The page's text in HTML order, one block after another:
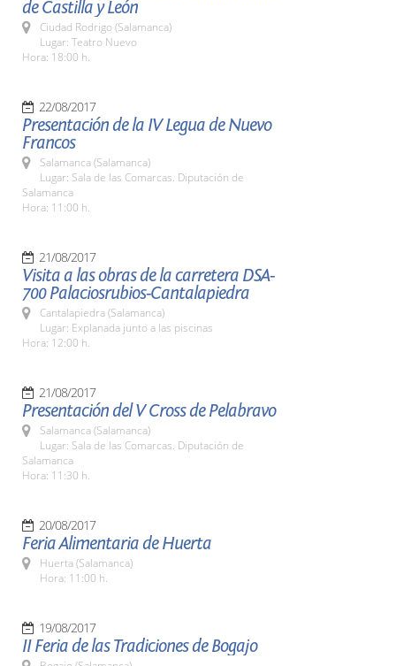
de Castilla y León
Ciudad Rodrigo (Salamanca)
Lugar: Teatro Nuevo
Hora: 18:00 h.
22/08/2017
Presentación de la IV Legua de Nuevo
Francos
Salamanca (Salamanca)
Lugar: Sala de las Comarcas. Diputación de
Salamanca
Hora: 11:00 h.
21/08/2017
Visita a las obras de la carretera DSA-
700 Palaciosrubios-Cantalapiedra
Cantalapiedra (Salamanca)
Lugar: Explanada junto a las piscinas
Hora: 12:00 h.
21/08/2017
Presentación del V Cross de Pelabravo
Salamanca (Salamanca)
Lugar: Sala de las Comarcas. Diputación de
Salamanca
Hora: 11:30 h.
20/08/2017
Feria Alimentaria de Huerta
Huerta (Salamanca)
Hora: 11:00 h.
19/08/2017
II Feria de las Tradiciones de Bogajo